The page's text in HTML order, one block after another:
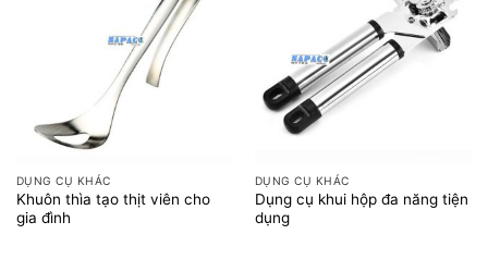
DỤNG CỤ KHÁC
Khuôn thìa tạo thịt viên cho
gia đình
DỤNG CỤ KHÁC
Dụng cụ khui hộp đa năng tiện
dụng